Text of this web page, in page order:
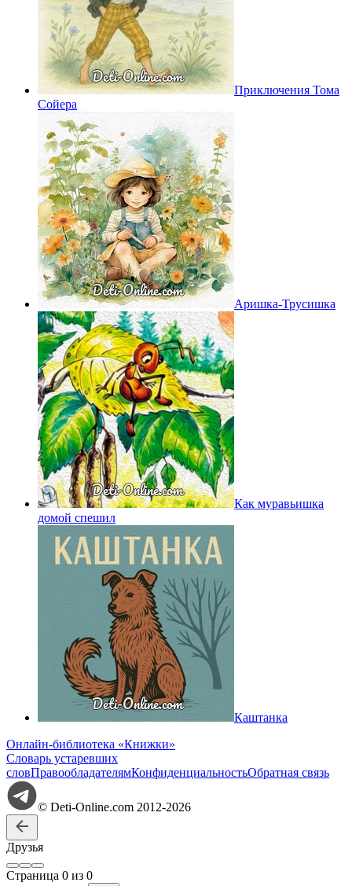
Приключения Тома
Сойера
Аришка-Трусишка
Как муравьишка
домой спешил
Каштанка
Онлайн-библиотека «Книжки»
Словарь устаревших
словПравообладателямКонфиденциальностьОбратная связь
© Deti-Online.com 2012-2026
Друзья
Страница 0 из 0